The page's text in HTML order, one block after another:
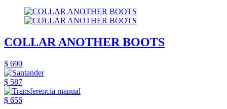
COLLAR ANOTHER BOOTS
$ 690
$ 587
$ 656